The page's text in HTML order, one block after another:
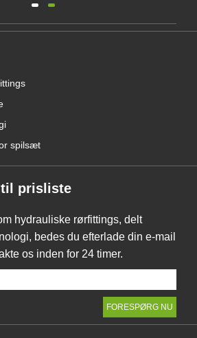
spilsæt
til prisliste
hydrauliske rørfittings, delt
bedes du efterlade din e-mail
os inden for 24 timer.